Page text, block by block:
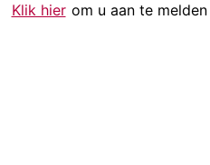
Klik hier om u aan te